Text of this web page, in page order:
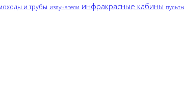
и трубы излучатели инфракрасные кабины